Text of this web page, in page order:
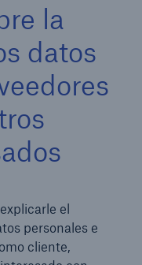
la
datos
el
personales e
cliente,